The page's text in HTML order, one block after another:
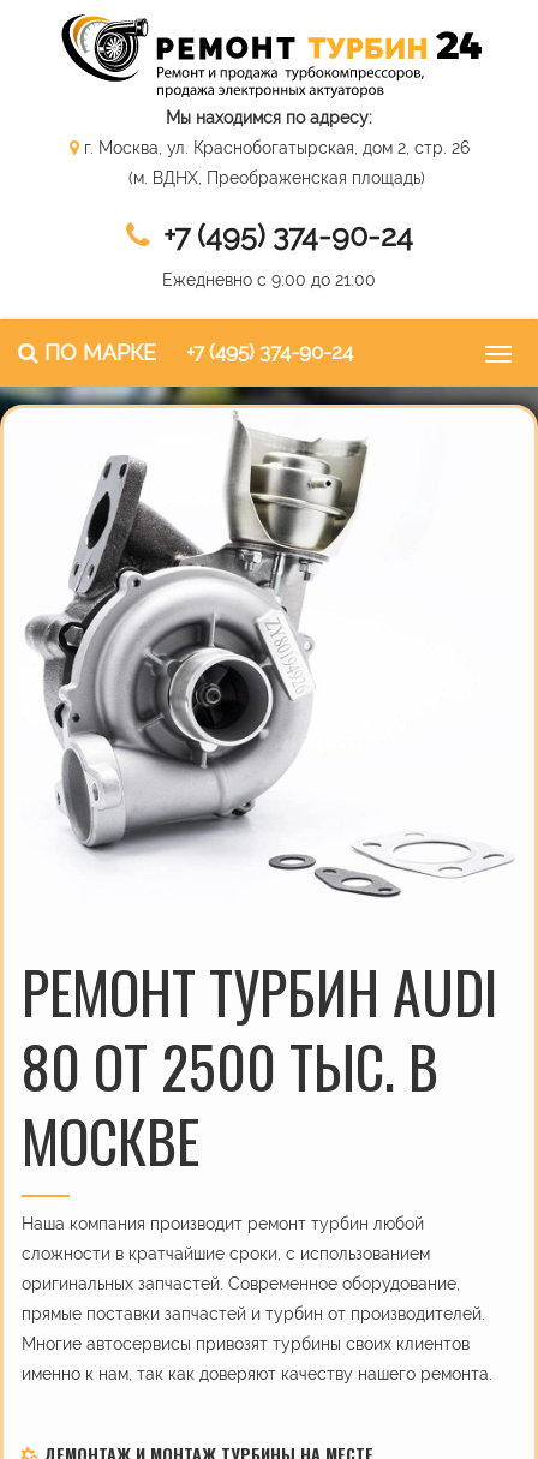
Мы находимся по адресу:
г. Москва, ул. Краснобогатырская, дом 2, стр. 26
(м. ВДНХ, Преображенская площадь)
+7 (495) 374-90-24
Ежедневно с 9:00 до 21:00
ПО МАРКЕ +7 (495) 374-90-24
РЕМОНТ ТУРБИН AUDI
80 ОТ 2500 ТЫС. В
МОСКВЕ
Наша компания производит ремонт турбин любой
сложности в кратчайшие сроки, с использованием
оригинальных запчастей. Современное оборудование,
прямые поставки запчастей и турбин от производителей.
Многие автосервисы привозят турбины своих клиентов
именно к нам, так как доверяют качеству нашего ремонта.
ДЕМОНТАЖ И МОНТАЖ ТУРБИНЫ НА МЕСТЕ